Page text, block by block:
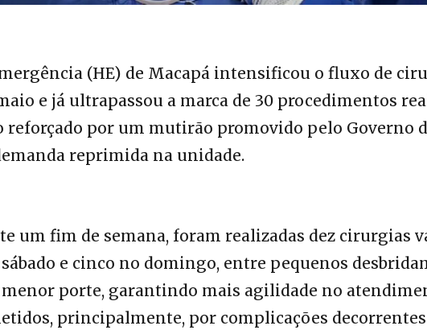
(HE) de Macapá intensificou o fluxo de
e já ultrapassou a marca de 30 procedimentos
reforçado por um mutirão promovido pelo Governo
reprimida na unidade.
um fim de semana, foram realizadas dez cirurgias
e cinco no domingo, entre pequenos
menor porte, garantindo mais agilidade no
principalmente, por complicações decorrentes